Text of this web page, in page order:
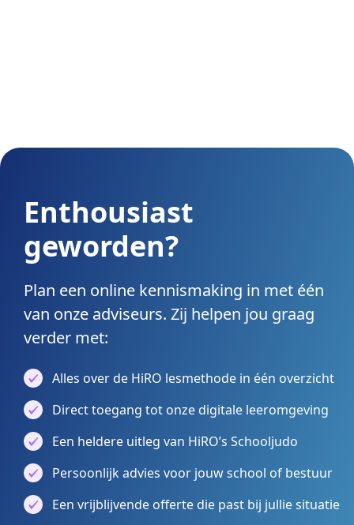
Enthousiast
geworden?
Plan een online kennismaking in met één
van onze adviseurs. Zij helpen jou graag
verder met:
Alles over de HiRO lesmethode in één overzicht
Direct toegang tot onze digitale leeromgeving
Een heldere uitleg van HiRO’s Schooljudo
Persoonlijk advies voor jouw school of bestuur
Een vrijblijvende offerte die past bij jullie situatie